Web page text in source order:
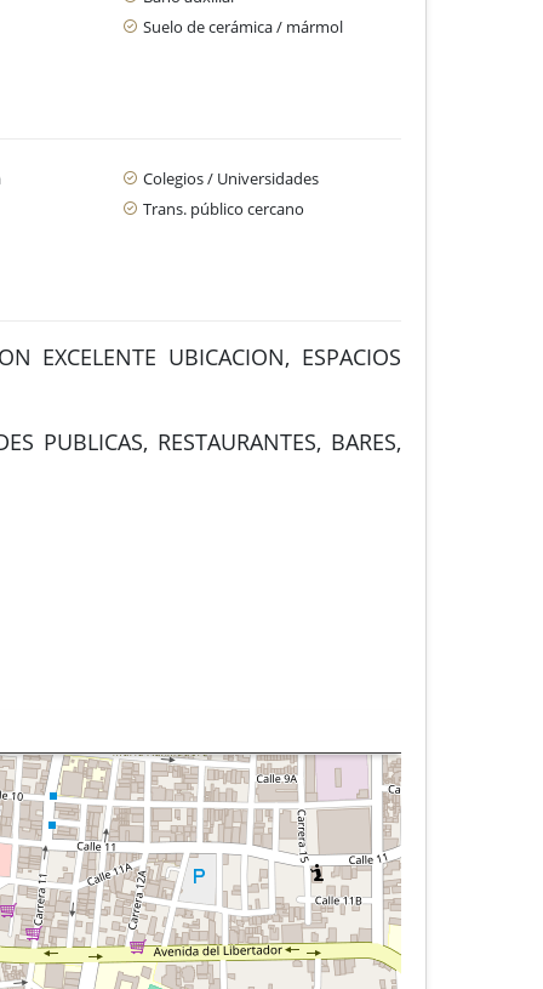
Suelo de cerámica / mármol
Colegios / Universidades
Trans. público cercano
EXCELENTE UBICACION, ESPACIOS
PUBLICAS, RESTAURANTES, BARES,